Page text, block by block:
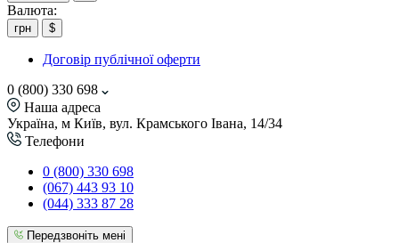
Валюта:
грн $
Договір публічної оферти
0 (800) 330 698
Наша адреса
Україна, м Київ, вул. Крамського Івана, 14/34
Телефони
0 (800) 330 698
(067) 443 93 10
(044) 333 87 28
Передзвоніть мені